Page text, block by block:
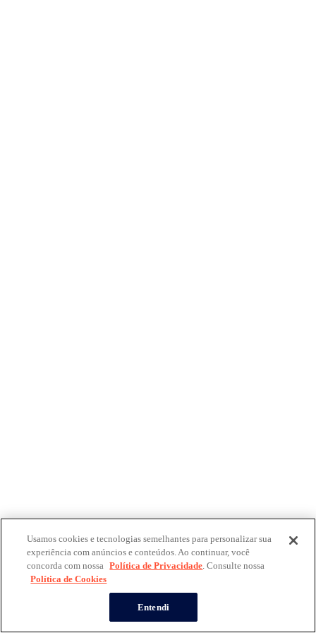
Usamos cookies e tecnologias semelhantes para personalizar sua
experiência com anúncios e conteúdos. Ao continuar, você
concorda com nossa Política de Privacidade. Consulte nossa
Política de Cookies
Entendi